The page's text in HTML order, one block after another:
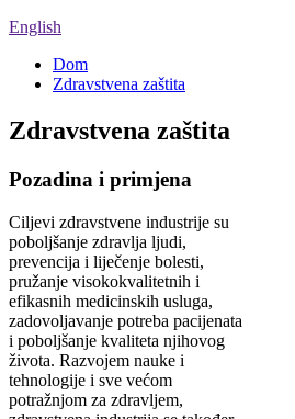
English
Dom
Zdravstvena zaštita
Zdravstvena zaštita
Pozadina i primjena
Ciljevi zdravstvene industrije su
poboljšanje zdravlja ljudi,
prevencija i liječenje bolesti,
pružanje visokokvalitetnih i
efikasnih medicinskih usluga,
zadovoljavanje potreba pacijenata
i poboljšanje kvaliteta njihovog
života. Razvojem nauke i
tehnologije i sve većom
potražnjom za zdravljem,